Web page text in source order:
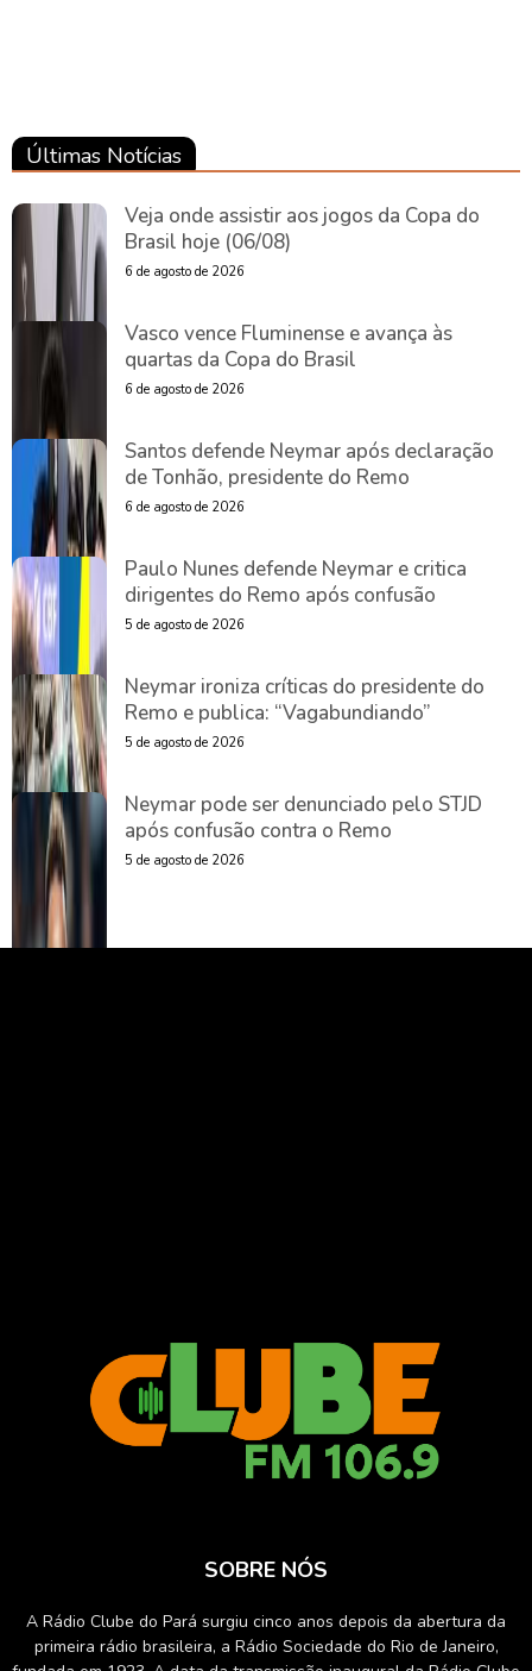
Últimas Notícias
Veja onde assistir aos jogos da Copa do
Brasil hoje (06/08)
6 de agosto de 2026
Vasco vence Fluminense e avança às
quartas da Copa do Brasil
6 de agosto de 2026
Santos defende Neymar após declaração
de Tonhão, presidente do Remo
6 de agosto de 2026
Paulo Nunes defende Neymar e critica
dirigentes do Remo após confusão
5 de agosto de 2026
Neymar ironiza críticas do presidente do
Remo e publica: “Vagabundiando”
5 de agosto de 2026
Neymar pode ser denunciado pelo STJD
após confusão contra o Remo
5 de agosto de 2026
SOBRE NÓS
A Rádio Clube do Pará surgiu cinco anos depois da abertura da
primeira rádio brasileira, a Rádio Sociedade do Rio de Janeiro,